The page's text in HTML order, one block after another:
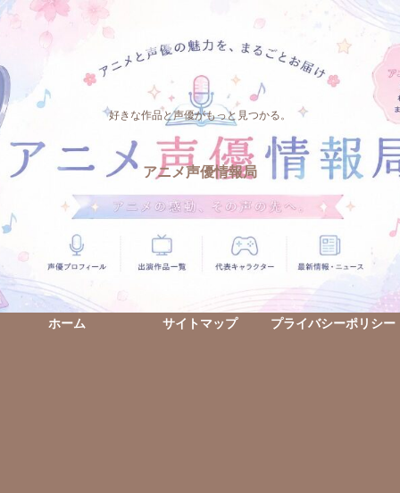
好きな作品と声優がもっと見つかる。
アニメ声優情報局
ホーム サイトマップ プライバシーポリシー